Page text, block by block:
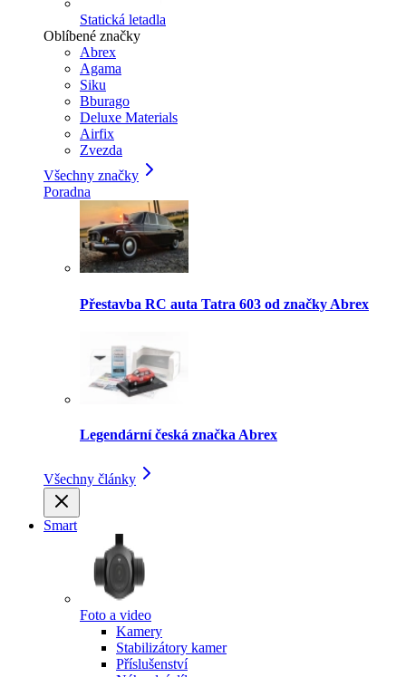
Statická letadla
Oblíbené značky
Abrex
Agama
Siku
Bburago
Deluxe Materials
Airfix
Zvezda
Všechny značky
Poradna
Přestavba RC auta Tatra 603 od značky Abrex
Legendární česká značka Abrex
Všechny články
Smart
Foto a video
Kamery
Stabilizátory kamer
Příslušenství